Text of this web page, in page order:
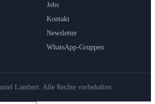
Jobs
Kontakt
Newsletter
WhatsApp-Gruppen
Lambert. Alle Rechte vorbehalten.